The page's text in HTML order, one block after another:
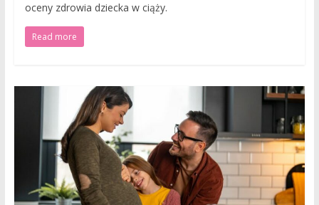
oceny zdrowia dziecka w ciąży.
Read more